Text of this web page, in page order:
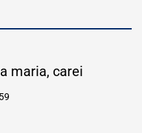
maria, carei